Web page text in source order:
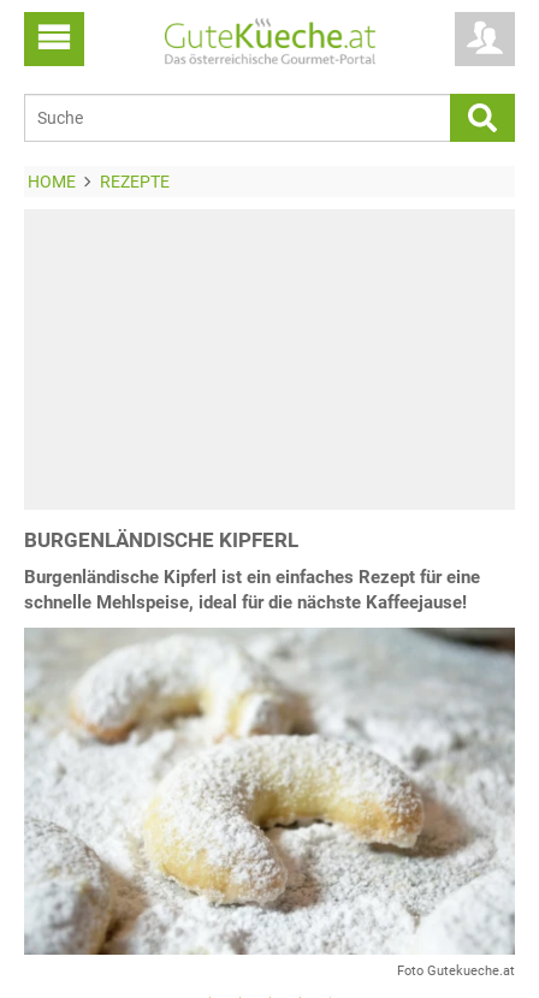
HOME REZEPTE
BURGENLÄNDISCHE KIPFERL
Burgenländische Kipferl ist ein einfaches Rezept für eine
schnelle Mehlspeise, ideal für die nächste Kaffeejause!
Foto Gutekueche.at